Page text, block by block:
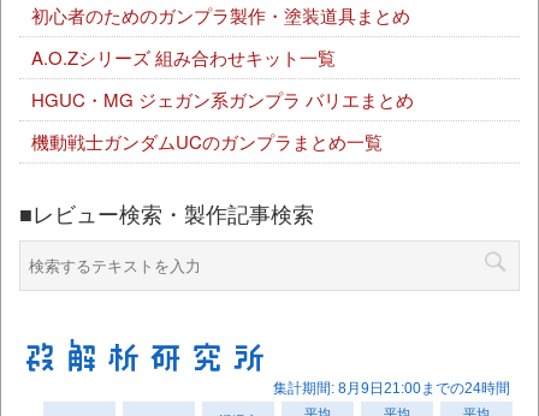
初心者のためのガンプラ製作・塗装道具まとめ
A.O.Zシリーズ 組み合わせキット一覧
HGUC・MG ジェガン系ガンプラ バリエまとめ
機動戦士ガンダムUCのガンプラまとめ一覧
■レビュー検索・製作記事検索